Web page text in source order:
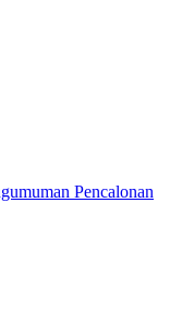
Pencalonan